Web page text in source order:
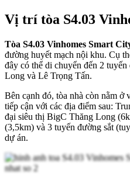
Vị trí tòa S4.03
Tòa S4.03 Vinhomes Smart
đường huyết mạch nội khu. Cụ
đây có thể di chuyển đến 2
Long và Lê Trọng Tấn.
Bên cạnh đó, tòa nhà còn nằm ở
tiếp cận với các địa điểm sau:
đại siêu thị BigC Thăng Long
(3,5km) và 3 tuyến đường sắt
dự án.